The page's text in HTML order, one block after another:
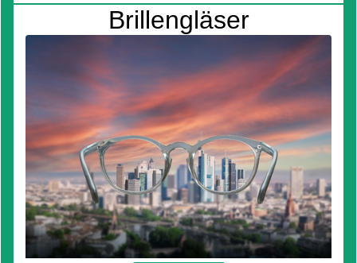
Brillengläser